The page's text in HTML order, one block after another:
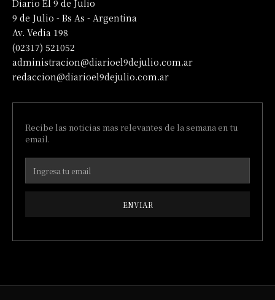
Diario El 9 de Julio
9 de Julio - Bs As - Argentina
Av. Vedia 198
(02317) 521052
administracion@diarioel9dejulio.com.ar
redaccion@diarioel9dejulio.com.ar
Recibe las noticias mas relevantes de la semana en tu
email.
ENVIAR